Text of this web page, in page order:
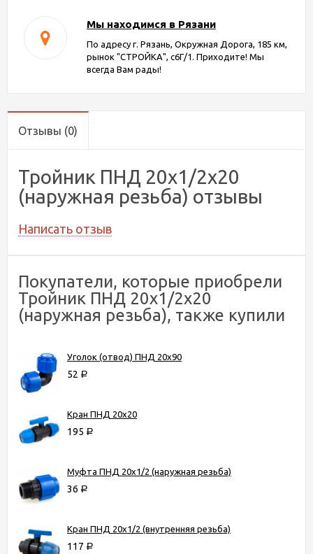
Мы находимся в Рязани
По адресу г. Рязань, Окружная Дорога, 185 км,
рынок "СТРОЙКА", с6Г/1. Приходите! Мы
всегда Вам рады!
Отзывы (0)
Тройник ПНД 20х1/2х20
(наружная резьба) отзывы
Написать отзыв
Покупатели, которые приобрели
Тройник ПНД 20х1/2х20
(наружная резьба), также купили
Уголок (отвод) ПНД 20х90
52 Р
Кран ПНД 20х20
195 Р
Муфта ПНД 20х1/2 (наружная резьба)
36 Р
Кран ПНД 20х1/2 (внутренняя резьба)
117 Р